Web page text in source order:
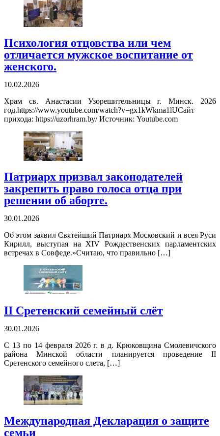
Психология отцовства или чем
отличается мужское воспитание от
женского.
10.02.2026
Храм св. Анастасии Узорешительницы г. Минск. 2026
год.https://www.youtube.com/watch?v=gx1kWkma1lUСайт
прихода: https://uzorhram.by/ Источник: Youtube.com
Патриарх призвал законодателей
закрепить право голоса отца при
решении об аборте.
30.01.2026
Об этом заявил Святейший Патриарх Московский и всея Руси
Кирилл, выступая на XIV Рождественских парламентских
встречах в Совфеде.»Считаю, что правильно […]
II Сретенский семейный слёт
30.01.2026
С 13 по 14 февраля 2026 г. в д. Крюковщина Смолевичского
района Минской области планируется проведение II
Сретенского семейного слета, […]
Международная Декларация о защите
семьи